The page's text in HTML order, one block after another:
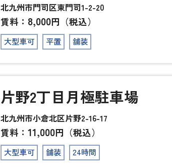
北九州市門司区東門司1-2-20
賃料： 8,000円（税込）
大型車可 平置 舗装
片野2丁目月極駐車場
北九州市小倉北区片野2-16-17
賃料： 11,000円（税込）
大型車可 舗装 24時間